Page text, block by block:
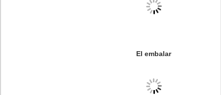
El embalar